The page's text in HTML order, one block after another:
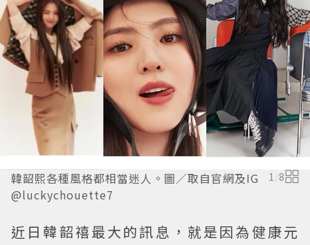
韓韶熙各種風格都相當迷人。圖／取自官網及IG
@luckychouette7
1 /8
近日韓韶禧最大的訊息，就是因為健康元